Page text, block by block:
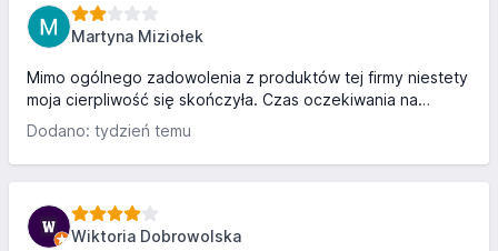
Martyna Miziołek
Mimo ogólnego zadowolenia z produktów tej firmy niestety
moja cierpliwość się skończyła. Czas oczekiwania na
produkty dłuższy niż rzekomo powinien być i to nie
pierwszy raz. Paczka zamówiona 2 lutego, mamy 24.02 i nie
jest nawet w przygotowaniu. Od dłuższego czasu wielka
szanujący swoich klientów nie mogę sobie na to pozwolić.
Dodano: tydzień temu
Wiktoria Dobrowolska